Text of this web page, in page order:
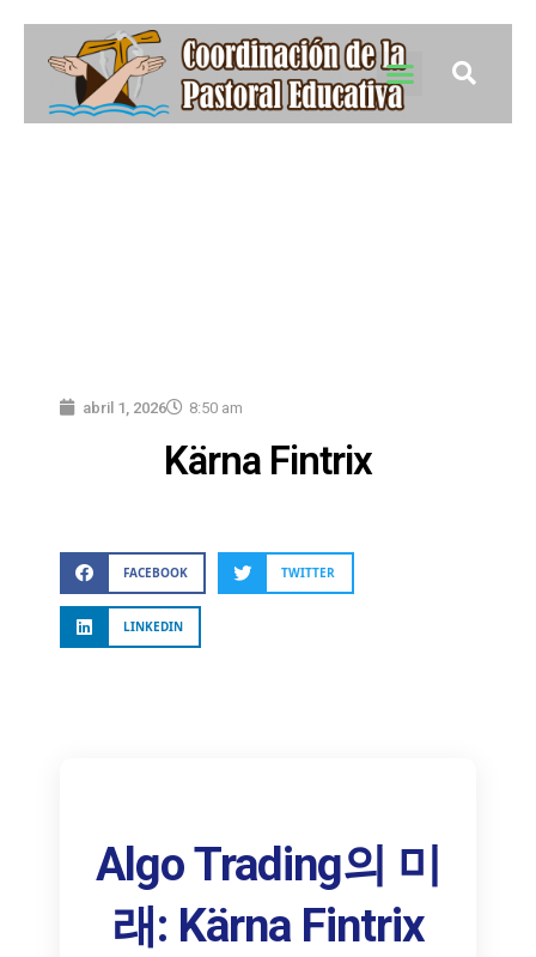
abril 1, 2026 8:50 am
Kärna Fintrix
FACEBOOK TWITTER
LINKEDIN
Algo Trading의 미
래: Kärna Fintrix